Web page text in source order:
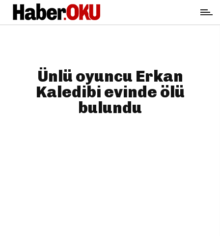
Ünlü oyuncu Erkan
Kaledibi evinde ölü
bulundu